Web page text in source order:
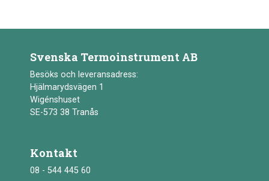
Svenska Termoinstrument AB
Besöks och leveransadress:
Hjälmarydsvägen 1
Wigénshuset
SE-573 38 Tranås
Kontakt
08 - 544 445 60